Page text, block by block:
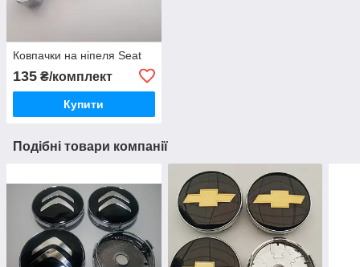
Ковпачки на ніпеля Seat
135 ₴/комплект
Купити
Подібні товари компанії